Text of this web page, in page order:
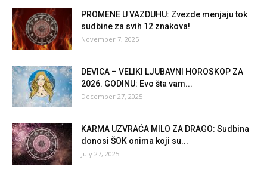
PROMENE U VAZDUHU: Zvezde menjaju tok
sudbine za svih 12 znakova!
November 7, 2025
DEVICA – VELIKI LJUBAVNI HOROSKOP ZA
2026. GODINU: Evo šta vam...
December 27, 2025
KARMA UZVRAĆA MILO ZA DRAGO: Sudbina
donosi ŠOK onima koji su...
July 27, 2025